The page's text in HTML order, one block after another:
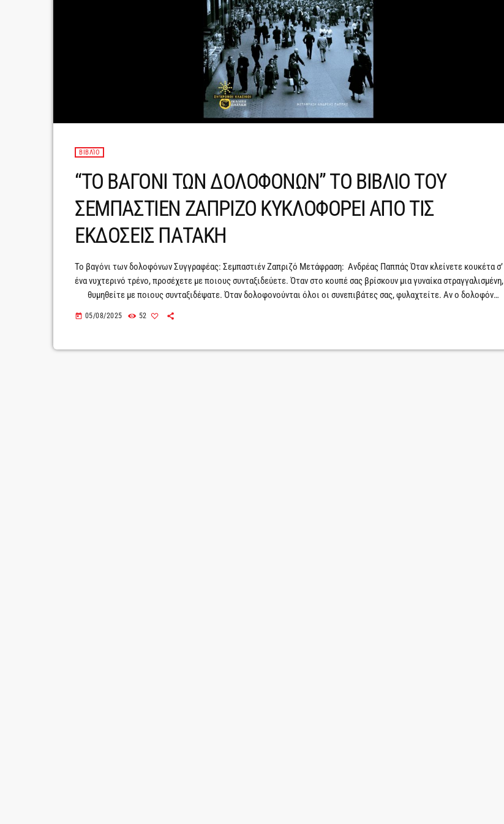
ΒΙΒΛΊΟ
“ΤΟ ΒΑΓΟΝΙ ΤΩΝ ΔΟΛΟΦΟΝΩΝ” ΤΟ ΒΙΒΛΙΟ ΤΟΥ
ΣΕΜΠΑΣΤΙΕΝ ΖΑΠΡΙΖΟ ΚΥΚΛΟΦΟΡΕΙ ΑΠΟ ΤΙΣ
ΕΚΔΟΣΕΙΣ ΠΑΤΑΚΗ
Το βαγόνι των δολοφόνων Συγγραφέας: Σεμπαστιέν Ζαπριζό Μετάφραση: Ανδρέας Παππάς Όταν κλείνετε κουκέτα σ’
ένα νυχτερινό τρένο, προσέχετε με ποιους συνταξιδεύετε. Όταν στο κουπέ σας βρίσκουν μια γυναίκα στραγγαλισμένη,
θυμηθείτε με ποιους συνταξιδέψατε. Όταν δολοφονούνται όλοι οι συνεπιβάτες σας, φυλαχτείτε. Αν ο δολοφόνος
νυχτερινό τρένο από τη Μασσαλία για το […]
today 05/08/2025 52